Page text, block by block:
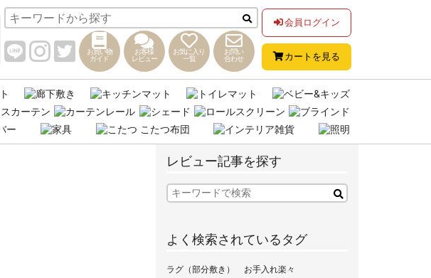
お買い物
ガイド
お客様
レビュー
お気に入り
一覧
お問い
合わせ
会員ログイン
カートを見る
レビュー記事を探す
よく検索されているタグ
ラグ（部分敷き）
お手入れ楽々